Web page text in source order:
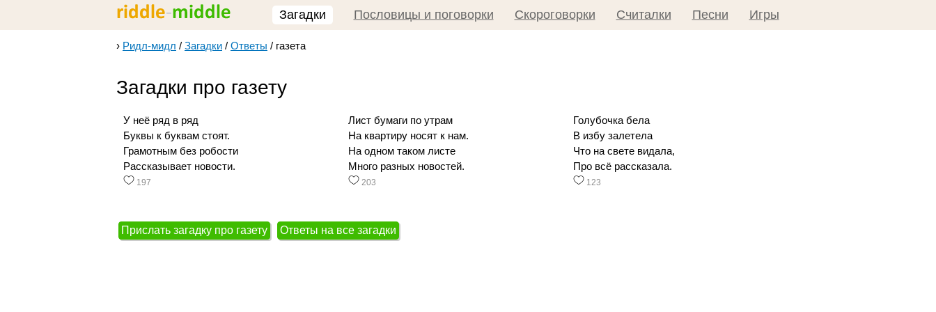
Загадки Пословицы и поговорки Скороговорки Считалки Песни Игры
› Ридл-мидл / Загадки / Ответы / газета
Загадки про газету
У неё ряд в ряд
Буквы к буквам стоят.
Грамотным без робости
Рассказывает новости.
197
Лист бумаги по утрам
На квартиру носят к нам.
На одном таком листе
Много разных новостей.
203
Голубочка бела
В избу залетела
Что на свете видала,
Про всё рассказала.
123
Прислать загадку про газету Ответы на все загадки